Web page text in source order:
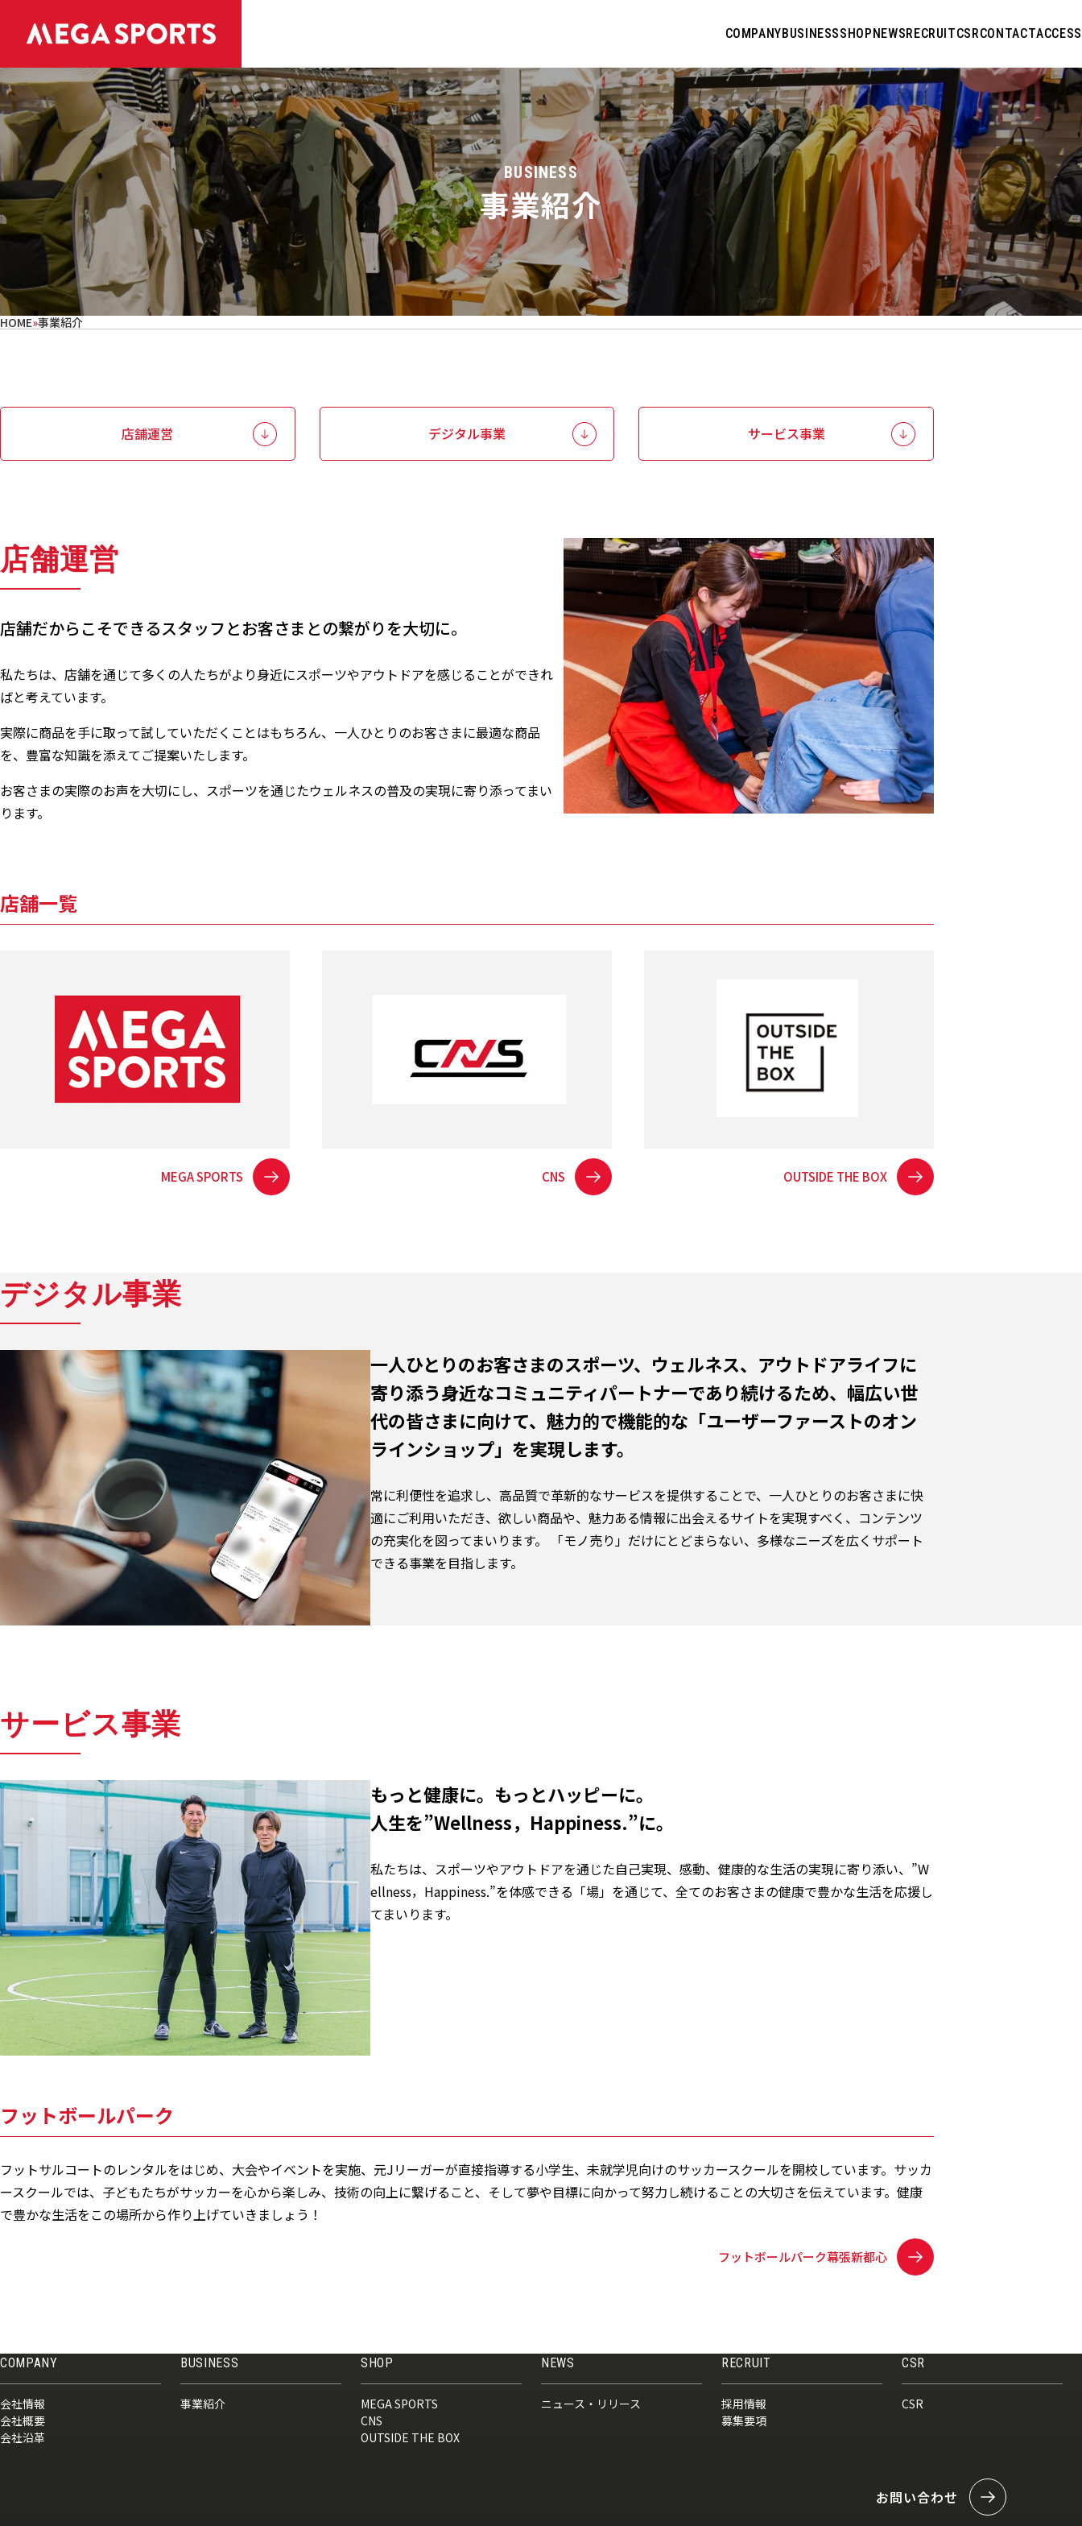
COMPANYBUSINESSSHOPNEWSRECRUITCSRCONTACTACCESS
BUSINESS
事業紹介
HOME»事業紹介
店舗運営 デジタル事業 サービス事業
店舗運営
店舗だからこそできるスタッフとお客さまとの繋がりを大切に。
私たちは、店舗を通じて多くの人たちがより身近にスポーツやアウトドアを感じることができれ
ばと考えています。
実際に商品を手に取って試していただくことはもちろん、一人ひとりのお客さまに最適な商品
を、豊富な知識を添えてご提案いたします。
お客さまの実際のお声を大切にし、スポーツを通じたウェルネスの普及の実現に寄り添ってまい
ります。
店舗一覧
MEGA SPORTS CNS OUTSIDE THE BOX
デジタル事業
一人ひとりのお客さまのスポーツ、ウェルネス、アウトドアライフに
寄り添う身近なコミュニティパートナーであり続けるため、幅広い世
代の皆さまに向けて、魅力的で機能的な「ユーザーファーストのオン
ラインショップ」を実現します。
常に利便性を追求し、高品質で革新的なサービスを提供することで、一人ひとりのお客さまに快
適にご利用いただき、欲しい商品や、魅力ある情報に出会えるサイトを実現すべく、コンテンツ
の充実化を図ってまいります。 「モノ売り」だけにとどまらない、多様なニーズを広くサポート
できる事業を目指します。
サービス事業
もっと健康に。もっとハッピーに。
人生を”Wellness，Happiness.”に。
私たちは、スポーツやアウトドアを通じた自己実現、感動、健康的な生活の実現に寄り添い、”W
ellness，Happiness.”を体感できる「場」を通じて、全てのお客さまの健康で豊かな生活を応援し
てまいります。
フットボールパーク
フットサルコートのレンタルをはじめ、大会やイベントを実施、元Jリーガーが直接指導する小学生、未就学児向けのサッカースクールを開校しています。サッカ
ースクールでは、子どもたちがサッカーを心から楽しみ、技術の向上に繋げること、そして夢や目標に向かって努力し続けることの大切さを伝えています。健康
で豊かな生活をこの場所から作り上げていきましょう！
フットボールパーク幕張新都心
COMPANY
会社情報
会社概要
会社沿革
BUSINESS
事業紹介
SHOP
MEGA SPORTS
CNS
OUTSIDE THE BOX
NEWS
ニュース・リリース
RECRUIT
採用情報
募集要項
CSR
CSR
お問い合わせ